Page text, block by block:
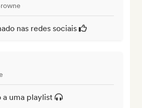
nas redes sociais
a uma playlist